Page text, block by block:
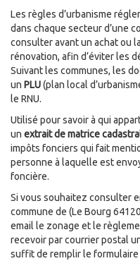
Les règles d’urbanisme
dans chaque secteur d’une
consulter avant un achat ou
rénovation, afin d’éviter les
Suivant les communes, les
un PLU(plan local
le RNU.
Utilisé pour savoir à qui
un extrait de matrice
impôts fonciers qui fait
personne à laquelle est
foncière.
Si vous souhaitez consulter
commune de (Le Bourg
email le zonage et le
recevoir par courrier postal
suffit de remplir le formulaire